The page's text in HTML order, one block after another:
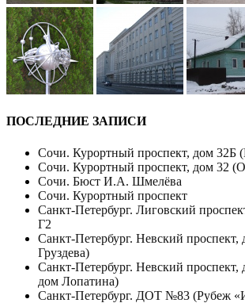
ПОСЛЕДНИЕ ЗАПИСИ
Сочи. Курортный проспект, дом 32Б
Сочи. Курортный проспект, дом 32
Сочи. Бюст И.А. Шмелёва
Сочи. Курортный проспект
Санкт-Петербург. Лиговский
Г2
Санкт-Петербург. Невский
Груздева)
Санкт-Петербург. Невский
дом Лопатина)
Санкт-Петербург. ДОТ №83 (Рубеж